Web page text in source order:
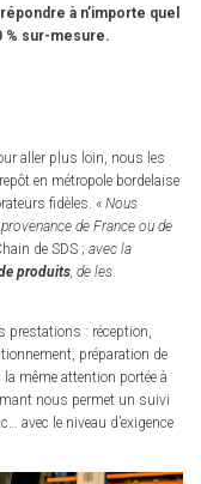
à n’importe quel
% sur-mesure.
aller plus loin, nous les
en métropole bordelaise
fidèles. « Nous
de France ou de
de SDS ; avec la
produits , de les
prestations : réception,
préparation de
même attention portée à
nous permet un suivi
avec le niveau d’exigence